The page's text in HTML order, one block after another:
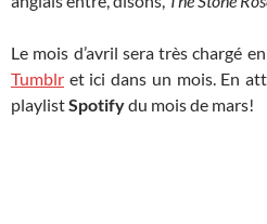
Le mois d’avril sera très chargé
Tumblr et ici dans un mois. En
playlistSpotifydu mois de mars!